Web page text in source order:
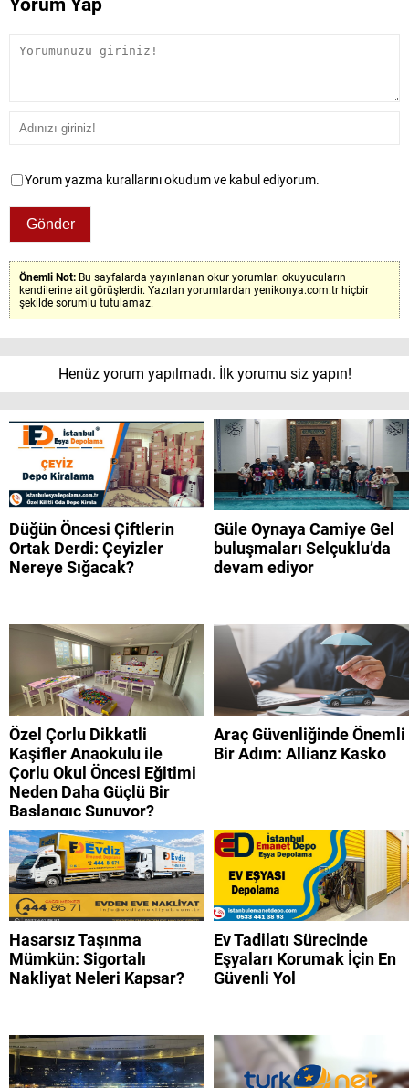
Yorum Yap
Yorum yazma kurallarını okudum ve kabul ediyorum.
Önemli Not: Bu sayfalarda yayınlanan okur yorumları okuyucuların
kendilerine ait görüşlerdir. Yazılan yorumlardan yenikonya.com.tr hiçbir
şekilde sorumlu tutulamaz.
Henüz yorum yapılmadı. İlk yorumu siz yapın!
Düğün Öncesi Çiftlerin
Ortak Derdi: Çeyizler
Nereye Sığacak?
Güle Oynaya Camiye Gel
buluşmaları Selçuklu’da
devam ediyor
Özel Çorlu Dikkatli
Kaşifler Anaokulu ile
Çorlu Okul Öncesi Eğitimi
Neden Daha Güçlü Bir
Başlangıç Sunuyor?
Araç Güvenliğinde Önemli
Bir Adım: Allianz Kasko
Hasarsız Taşınma
Mümkün: Sigortalı
Nakliyat Neleri Kapsar?
Ev Tadilatı Sürecinde
Eşyaları Korumak İçin En
Güvenli Yol